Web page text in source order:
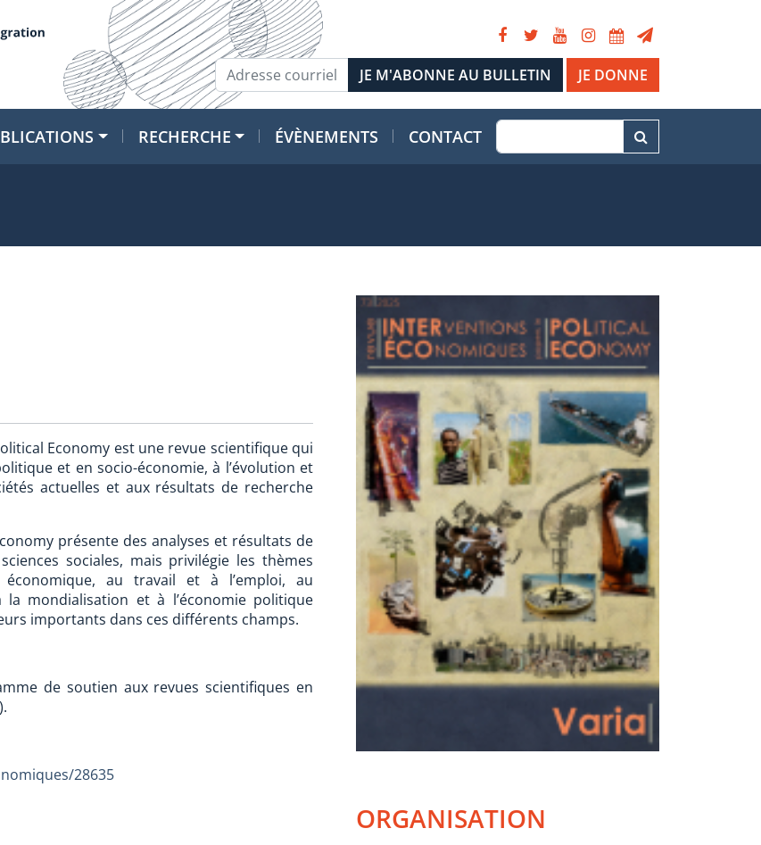
JE DONNE
RECHERCHE ÉVÈNEMENTS CONTACT
Economy est une revue scientifique qui
et en socio-économie, à l’évolution et
actuelles et aux résultats de recherche
présente des analyses et résultats de
sociales, mais privilégie les thèmes
au travail et à l’emploi, au
mondialisation et à l’économie politique
importants dans ces différents champs.
de soutien aux revues scientifiques en
28635
ORGANISATION